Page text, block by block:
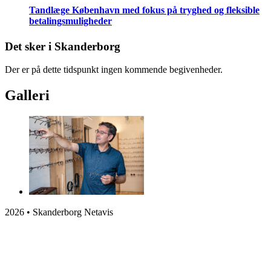
Tandlæge København med fokus på tryghed og fleksible
betalingsmuligheder
Det sker i Skanderborg
Der er på dette tidspunkt ingen kommende begivenheder.
Galleri
2026 • Skanderborg Netavis